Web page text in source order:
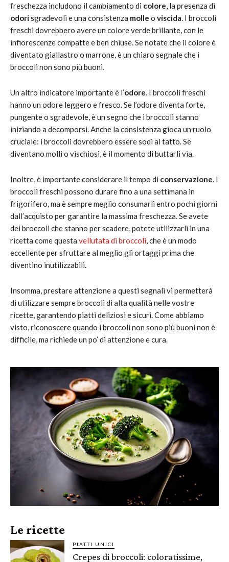
freschezza includono il cambiamento di colore, la presenza di
odorisgradevoli e una consistenza molle o viscida. I broccoli
freschi dovrebbero avere un colore verde brillante, con le
infiorescenze compatte e ben chiuse. Se notate che il colore è
diventato giallastro o marrone, è un chiaro segnale che i
broccoli non sono più buoni.
Un altro indicatore importante è l’odore. I broccoli freschi
hanno un odore leggero e fresco. Se l’odore diventa forte,
pungente o sgradevole, è un segno che i broccoli stanno
iniziando a decomporsi. Anche la consistenza gioca un ruolo
cruciale: i broccoli dovrebbero essere sodi al tatto. Se
diventano molli o vischiosi, è il momento di buttarli via.
Inoltre, è importante considerare il tempo di conservazione. I
broccoli freschi possono durare fino a una settimana in
frigorifero, ma è sempre meglio consumarli entro pochi giorni
dall’acquisto per garantire la massima freschezza. Se avete
dei broccoli che stanno per scadere, potete utilizzarli in una
ricetta come questa vellutata di broccoli, che è un modo
eccellente per sfruttare al meglio gli ortaggi prima che
diventino inutilizzabili.
Insomma, prestare attenzione a questi segnali vi permetterà
di utilizzare sempre broccoli di alta qualità nelle vostre
ricette, garantendo piatti deliziosi e sicuri. Come abbiamo
visto, riconoscere quando i broccoli non sono più buoni non è
difficile, ma richiede un po’ di attenzione e cura.
Le ricette
PIATTI UNICI
Crepes di broccoli: coloratissime,